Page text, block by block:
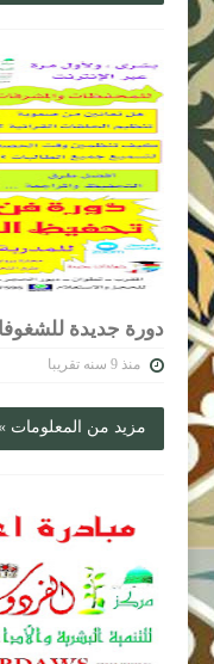
دورة جديدة
منذ 9 سنه تقريبا
مزيد من المعلومات